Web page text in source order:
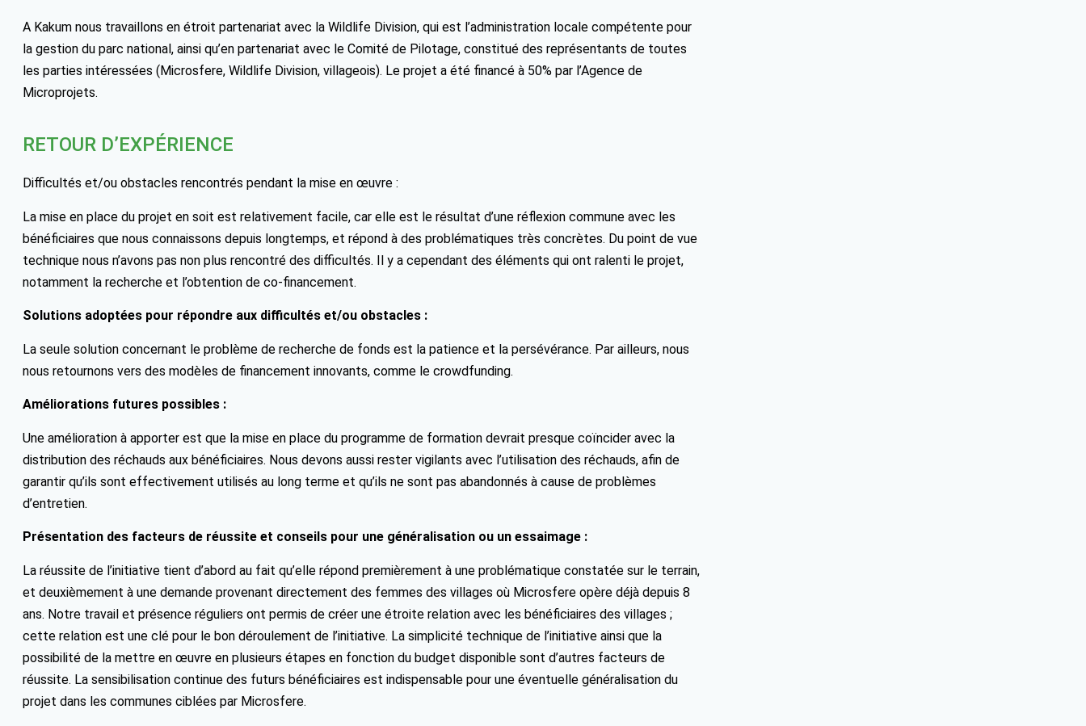
A Kakum nous travaillons en étroit partenariat avec la Wildlife Division, qui est l’administration locale compétente pour
la gestion du parc national, ainsi qu’en partenariat avec le Comité de Pilotage, constitué des représentants de toutes
les parties intéressées (Microsfere, Wildlife Division, villageois). Le projet a été financé à 50% par l’Agence de
Microprojets.
RETOUR D’EXPÉRIENCE
Difficultés et/ou obstacles rencontrés pendant la mise en œuvre :
La mise en place du projet en soit est relativement facile, car elle est le résultat d’une réflexion commune avec les
bénéficiaires que nous connaissons depuis longtemps, et répond à des problématiques très concrètes. Du point de vue
technique nous n’avons pas non plus rencontré des difficultés. Il y a cependant des éléments qui ont ralenti le projet,
notamment la recherche et l’obtention de co-financement.
Solutions adoptées pour répondre aux difficultés et/ou obstacles :
La seule solution concernant le problème de recherche de fonds est la patience et la persévérance. Par ailleurs, nous
nous retournons vers des modèles de financement innovants, comme le crowdfunding.
Améliorations futures possibles :
Une amélioration à apporter est que la mise en place du programme de formation devrait presque coïncider avec la
distribution des réchauds aux bénéficiaires. Nous devons aussi rester vigilants avec l’utilisation des réchauds, afin de
garantir qu’ils sont effectivement utilisés au long terme et qu’ils ne sont pas abandonnés à cause de problèmes
d’entretien.
Présentation des facteurs de réussite et conseils pour une généralisation ou un essaimage :
La réussite de l’initiative tient d’abord au fait qu’elle répond premièrement à une problématique constatée sur le terrain,
et deuxièmement à une demande provenant directement des femmes des villages où Microsfere opère déjà depuis 8
ans. Notre travail et présence réguliers ont permis de créer une étroite relation avec les bénéficiaires des villages ;
cette relation est une clé pour le bon déroulement de l’initiative. La simplicité technique de l’initiative ainsi que la
possibilité de la mettre en œuvre en plusieurs étapes en fonction du budget disponible sont d’autres facteurs de
réussite. La sensibilisation continue des futurs bénéficiaires est indispensable pour une éventuelle généralisation du
projet dans les communes ciblées par Microsfere.